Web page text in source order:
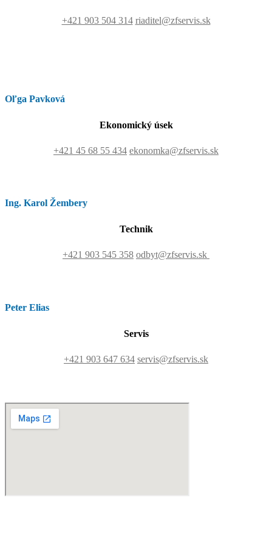
+421 903 504 314 riaditel@zfservis.sk
Oľga Pavková
Ekonomický úsek
+421 45 68 55 434 ekonomka@zfservis.sk
Ing. Karol Žembery
Technik
+421 903 545 358 odbyt@zfservis.sk
Peter Elias
Servis
+421 903 647 634 servis@zfservis.sk